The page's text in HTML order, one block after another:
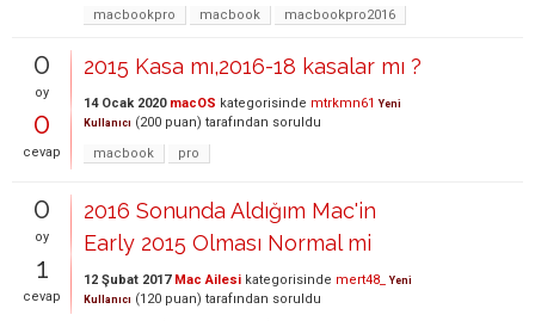
macbookpro
macbook macbookpro2016
0
oy
0
cevap
2015 Kasa mı,2016-18 kasalar mı ?
14 Ocak 2020 macOS kategorisinde mtrkmn61 Yeni
Kullanıcı (200 puan) tarafından soruldu
macbook
pro
0
oy
1
cevap
2016 Sonunda Aldığım Mac'in
Early 2015 Olması Normal mi
12 Şubat 2017 Mac Ailesi kategorisinde mert48_
Yeni
Kullanıcı (120 puan) tarafından soruldu